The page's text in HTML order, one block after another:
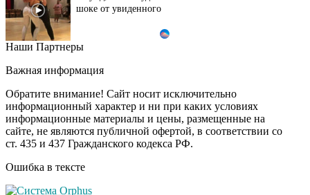
шоке от увиденного
Этот танец невесты
Пересмотрела 10 раз
i
Ролик из Омска: вы
будете смеяться долго
Наши Партнеры
Важная информация
Обратите внимание! Сайт носит исключительно
информационный характер и ни при каких условиях
информационные материалы и цены, размещенные на
сайте, не являются публичной офертой, в соответствии со
ст. 435 и 437 Гражданского кодекса РФ.
Ошибка в тексте